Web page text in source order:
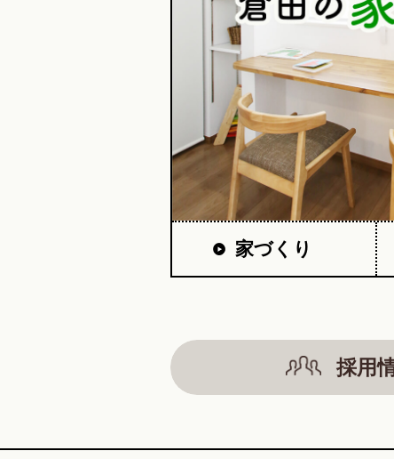
家づくり
採用